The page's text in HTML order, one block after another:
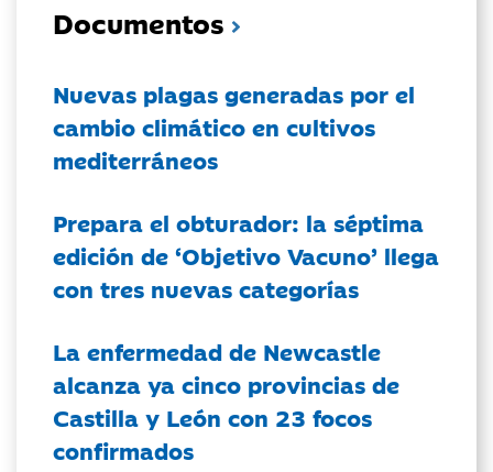
Documentos
Nuevas plagas generadas por el
cambio climático en cultivos
mediterráneos
Prepara el obturador: la séptima
edición de ‘Objetivo Vacuno’ llega
con tres nuevas categorías
La enfermedad de Newcastle
alcanza ya cinco provincias de
Castilla y León con 23 focos
confirmados